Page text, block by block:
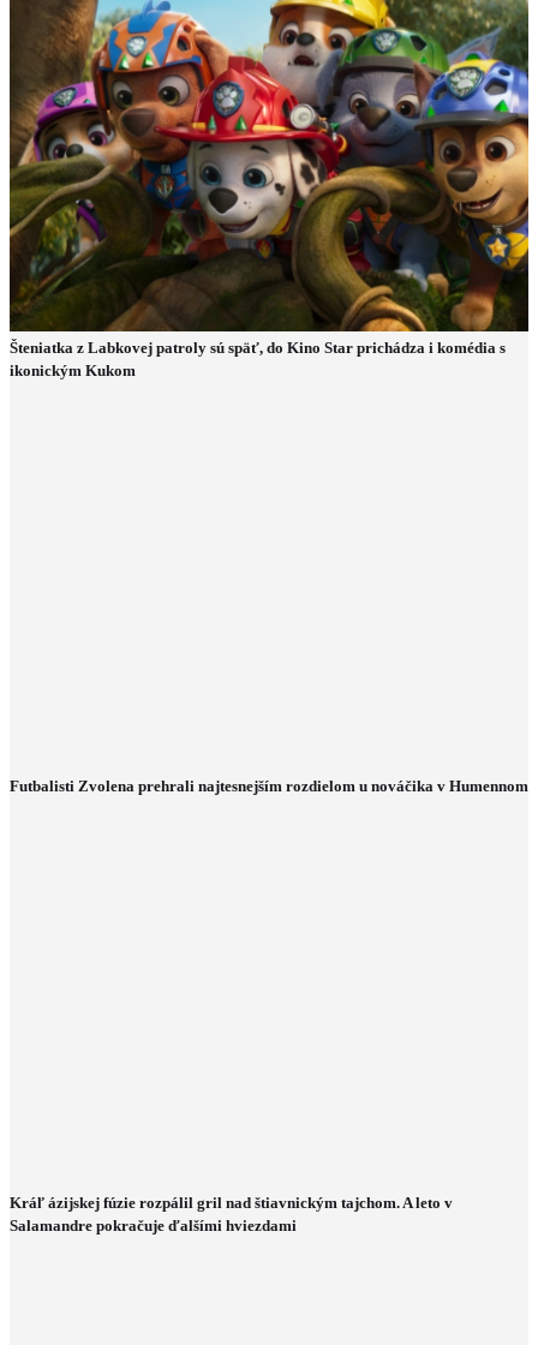
Šteniatka z Labkovej patroly sú späť, do Kino Star prichádza i komédia s
ikonickým Kukom
Futbalisti Zvolena prehrali najtesnejším rozdielom u nováčika v Humennom
Kráľ ázijskej fúzie rozpálil gril nad štiavnickým tajchom. A leto v
Salamandre pokračuje ďalšími hviezdami